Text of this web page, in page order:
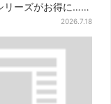
リーズがお得に…チ
2026.7.18